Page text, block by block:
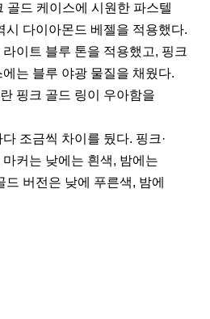
골드 케이스에 시원한 파스텔
시 다이아몬드 베젤을 적용했다.
이트 블루 톤을 적용했고, 핑크
는 블루 야광 물질을 채웠다.
핑크 골드 링이 우아함을
조금씩 차이를 뒀다. 핑크·
커는 낮에는 흰색, 밤에는
버전은 낮에 푸른색, 밤에